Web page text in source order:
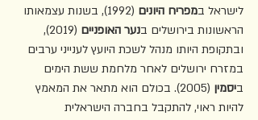
לישראל במפריח היונים
(1992), בשנות עצמאותו
הראשונות בירושלים בנער האופניים
(2019),
ובתקופת היותו מנהל לשכת היועץ לענייני ערבים
במזרח ירושלים לאחר מלחמת ששת הימים
ביסמין
(2005). בכולם הוא מתאר את המאמץ
להיות ראוי, להתקבל בחברה הישראלית